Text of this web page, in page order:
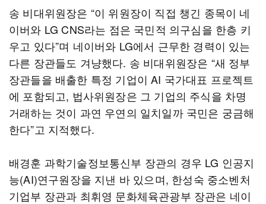
송 비대위원장은 “이 위원장이 직접 챙긴 종목이 네
이버와 LG CNS라는 점은 국민적 의구심을 한층 키
우고 있다”며 네이버와 LG에서 근무한 경력이 있는
다른 장관들도 겨냥했다. 송 비대위원장은 “새 정부
장관들을 배출한 특정 기업이 AI 국가대표 프로젝트
에 포함되고, 법사위원장은 그 기업의 주식을 차명
거래하는 것이 과연 우연의 일치일까 국민은 궁금해
한다”고 지적했다.
배경훈 과학기술정보통신부 장관의 경우 LG 인공지
능(AI)연구원장을 지낸 바 있으며, 한성숙 중소벤처
기업부 장관과 최휘영 문화체육관광부 장관은 네이